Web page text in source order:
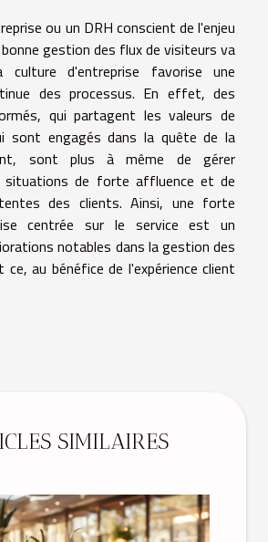
ou un DRH conscient de l'enjeu
gestion des flux de visiteurs va
culture d'entreprise favorise une
des processus. En effet, des
qui partagent les valeurs de
sont engagés dans la quête de la
sont plus à même de gérer
situations de forte affluence et de
des clients. Ainsi, une forte
centrée sur le service est un
notables dans la gestion des
au bénéfice de l'expérience client
SIMILAIRES